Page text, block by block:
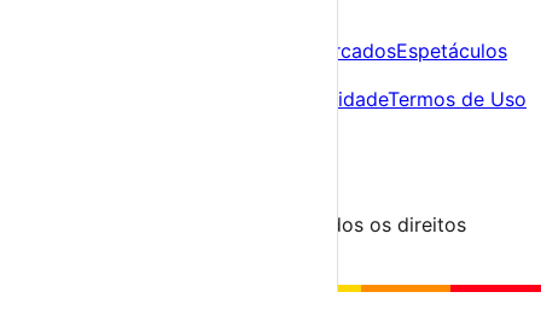
Feiras e MercadosEspetáculos
Política de PrivacidadeTermos de Uso
© 2023-2026 aondevamos.pt — Todos os direitos